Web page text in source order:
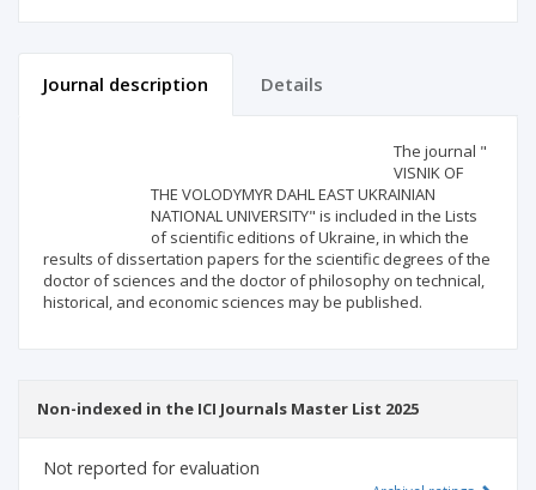
Journal description Details
The journal "
VISNIK OF
THE VOLODYMYR DAHL EAST UKRAINIAN
NATIONAL UNIVERSITY" is included in the Lists
of scientific editions of Ukraine, in which the
results of dissertation papers for the scientific degrees of the
doctor of sciences and the doctor of philosophy on technical,
historical, and economic sciences may be published.
Non-indexed in the ICI Journals Master List 2025
Not reported for evaluation